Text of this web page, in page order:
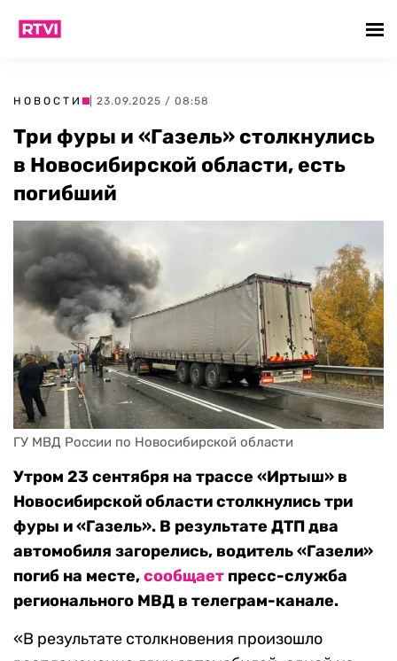
НОВОСТИ | 23.09.2025 / 08:58
Три фуры и «Газель» столкнулись
в Новосибирской области, есть
погибший
ГУ МВД России по Новосибирской области
Утром 23 сентября на трассе «Иртыш» в
Новосибирской области столкнулись три
фуры и «Газель». В результате ДТП два
автомобиля загорелись, водитель «Газели»
погиб на месте,сообщает пресс-служба
регионального МВД в телеграм-канале.
«В результате столкновения произошло